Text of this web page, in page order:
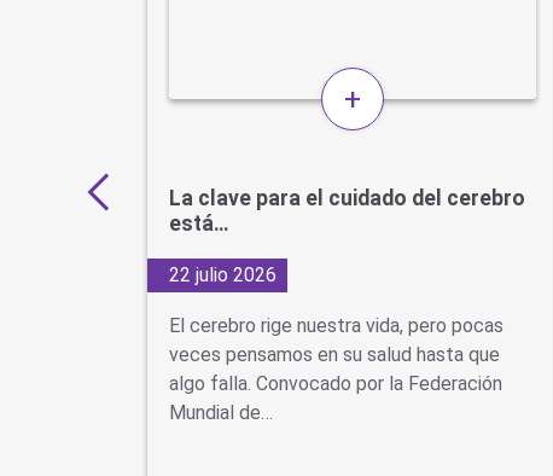
+
La clave para el cuidado del cerebro
está…
22 julio 2026
El cerebro rige nuestra vida, pero pocas
veces pensamos en su salud hasta que
algo falla. Convocado por la Federación
Mundial de…